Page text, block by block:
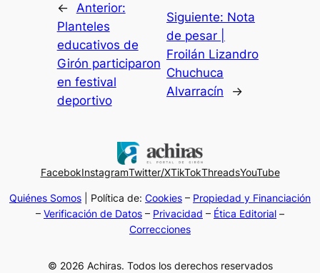
← Anterior:
Planteles
educativos de
Girón participaron
en festival
deportivo
Siguiente: Nota
de pesar |
Froilán Lizandro
Chuchuca
Alvarracín
→
FacebokInstagramTwitter/XTikTokThreadsYouTube
Quiénes Somos | Política de: Cookies – Propiedad y Financiación
– Verificación de Datos – Privacidad – Ética Editorial –
Correcciones
© 2026 Achiras. Todos los derechos reservados